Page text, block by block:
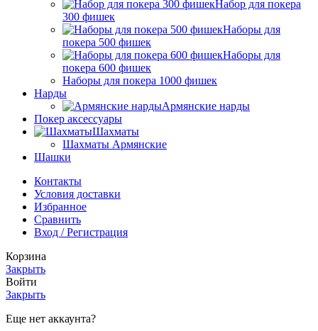
Набор для покера
300 фишек
Наборы для
покера 500 фишек
Наборы для
покера 600 фишек
Наборы для покера 1000 фишек
Нарды
Армянские нарды
Покер аксессуары
Шахматы
Шахматы Армянские
Шашки
Контакты
Условия доставки
Избранное
Сравнить
Вход / Регистрация
Корзина
Закрыть
Войти
Закрыть
Еще нет аккаунта?